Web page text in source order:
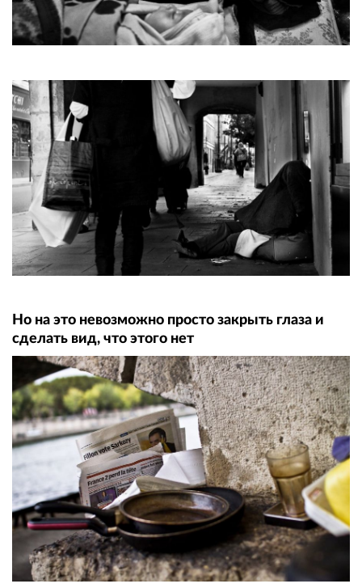
Но на это невозможно просто закрыть глаза и
сделать вид, что этого нет